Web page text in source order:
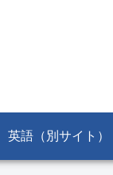
英語（別サイト）